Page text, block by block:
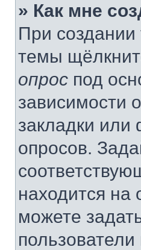
» Как мне
При
темы
опрос под
зависимости
закладки
опросов.
находится на
можете